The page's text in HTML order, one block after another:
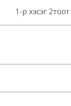
1-р хэсэг 2тоот